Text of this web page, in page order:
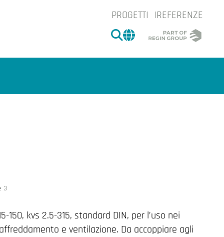
PROGETTI REFERENZE
CERCA
CHANGE MARKET
3
150, kvs 2.5-315, standard DIN, per l’uso nei
e ventilazione. Da accoppiare agli